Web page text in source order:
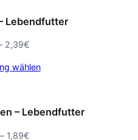
Lebendfutter
2,39€Preisspanne:
bis
wählen
– Lebendfutter
– 1,89€Preisspanne: